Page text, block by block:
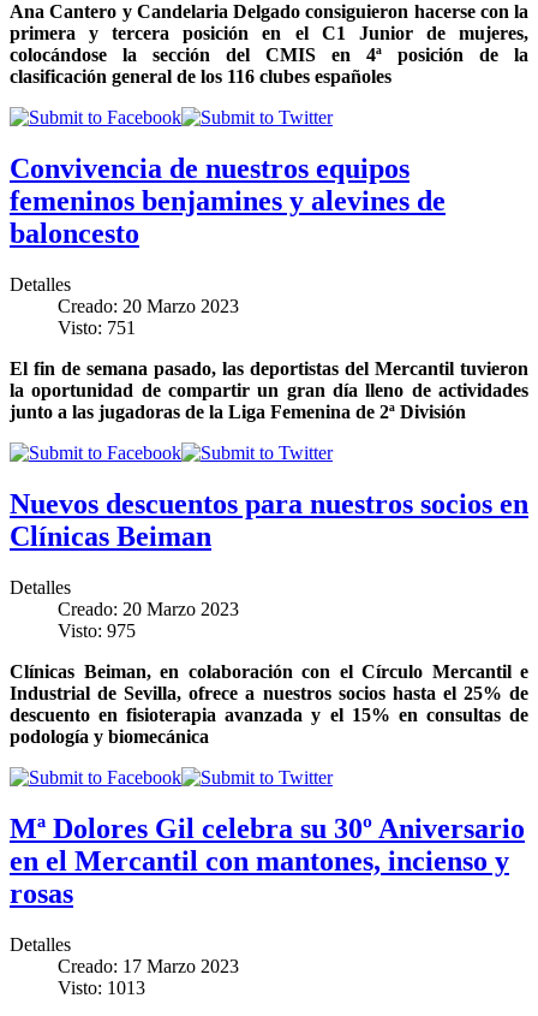
Ana Cantero y Candelaria Delgado consiguieron hacerse con la
primera y tercera posición en el C1 Junior de mujeres,
colocándose la sección del CMIS en 4ª posición de la
clasificación general de los 116 clubes españoles
Convivencia de nuestros equipos
femeninos benjamines y alevines de
baloncesto
Detalles
Creado: 20 Marzo 2023
Visto: 751
El fin de semana pasado, las deportistas del Mercantil tuvieron
la oportunidad de compartir un gran día lleno de actividades
junto a las jugadoras de la Liga Femenina de 2ª División
Nuevos descuentos para nuestros socios en
Clínicas Beiman
Detalles
Creado: 20 Marzo 2023
Visto: 975
Clínicas Beiman, en colaboración con el Círculo Mercantil e
Industrial de Sevilla, ofrece a nuestros socios hasta el 25% de
descuento en fisioterapia avanzada y el 15% en consultas de
podología y biomecánica
Mª Dolores Gil celebra su 30º Aniversario
en el Mercantil con mantones, incienso y
rosas
Detalles
Creado: 17 Marzo 2023
Visto: 1013